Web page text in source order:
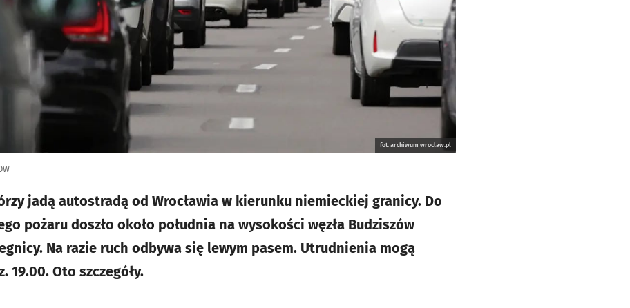
fot. archiwum wroclaw.pl
jadą autostradą od Wrocławia w kierunku niemieckiej granicy. Do
pożaru doszło około południa na wysokości węzła Budziszów
Na razie ruch odbywa się lewym pasem. Utrudnienia mogą
19.00. Oto szczegóły.